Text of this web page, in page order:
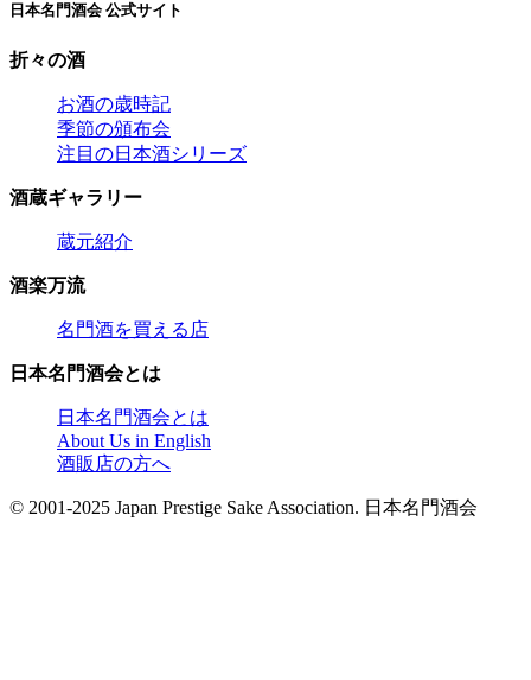
日本名門酒会 公式サイト
折々の酒
お酒の歳時記
季節の頒布会
注目の日本酒シリーズ
酒蔵ギャラリー
蔵元紹介
酒楽万流
名門酒を買える店
日本名門酒会とは
日本名門酒会とは
About Us in English
酒販店の方へ
© 2001-2025 Japan Prestige Sake Association. 日本名門酒会